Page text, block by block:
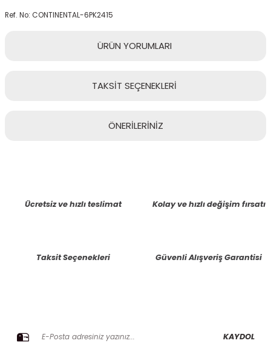
Ref. No: CONTINENTAL-6PK2415
ÜRÜN YORUMLARI
TAKSİT SEÇENEKLERİ
ÖNERİLERİNİZ
Ürün bilgilerinde hatalar bulunuyor.
Ücretsiz ve hızlı teslimat Kolay ve hızlı değişim fırsatı
Taksit Seçenekleri Güvenli Alışveriş Garantisi
KAYDOL